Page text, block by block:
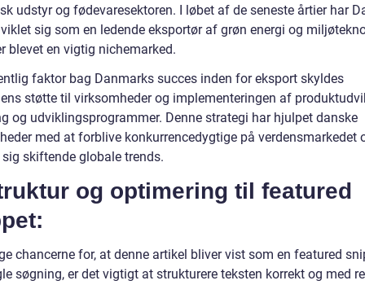
udstyr og fødevaresektoren. I løbet af de seneste årtier har
sig som en ledende eksportør af grøn energi og
blevet en vigtig nichemarked.
faktor bag Danmarks succes inden for eksport skyldes
støtte til virksomheder og implementeringen af
og udviklingsprogrammer. Denne strategi har hjulpet danske
med at forblive konkurrencedygtige på verdensmarkedet
skiftende globale trends.
og optimering til featured
chancerne for, at denne artikel bliver vist som en featured
søgning, er det vigtigt at strukturere teksten korrekt og med